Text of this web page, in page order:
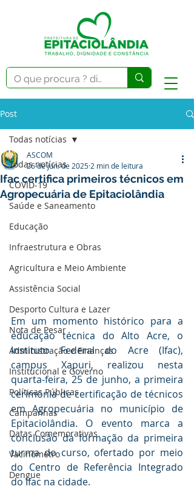
Post
Todas notícias
COVID-19
Saúde e Saneamento
Educação
Infraestrutura e Obras
Agricultura e Meio Ambiente
Assistência Social
Desporto Cultura e Lazer
Nota de Pesar
Administração e Finanças
Institucional e Governo
Políticas Públicas
Campanhas
Datas Comemorativas
Vacinômetro
Dengue
Todas notícias
Ifac certifica primeiros técnicos em
Agropecuária de Epitaciolândia
ASCOM
26 de jun. de 2025 2 min de leitura
Em um momento histórico para a
educação técnica do Alto Acre, o
Instituto Federal do Acre (Ifac),
campus Xapuri, realizou nesta
quarta-feira, 25 de junho, a primeira
cerimônia de certificação de técnicos
em Agropecuária no município de
Epitaciolândia. O evento marca a
conclusão da formação da primeira
turma do curso, ofertado por meio
do Centro de Referência Integrado
do Ifac na cidade.